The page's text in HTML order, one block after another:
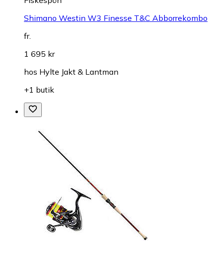
Shimano Westin W3 Finesse T&C Abborrekombo
fr.
1 695 kr
hos Hylte Jakt & Lantman
+1 butik